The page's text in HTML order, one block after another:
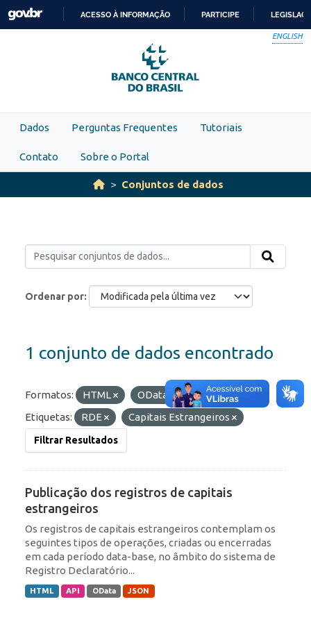
Skip to main content
PARA
O
CONTEÚDO
ACESSO À INFORMAÇÃO PARTICIPE
ENGLISH
Dados Perguntas Frequentes Tutoriais
Contato Sobre o Portal
Conjuntos de dados
Ordenar por
1 conjunto de dados encontrado
Formatos: HTML OData
JSON
Etiquetas:
RDE Capitais Estrangeiros
Filtrar Resultados
Publicação dos registros de capitais
estrangeiros
Os registros de capitais estrangeiros contemplam os
seguintes tipos de operações, criadas ou encerradas
em cada período data-base, no âmbito do sistema de
Registro Declaratório...
HTML API OData JSON